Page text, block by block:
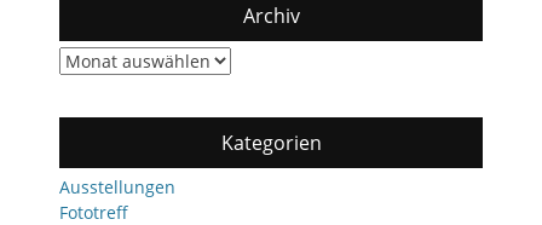
Archiv
Archiv
Kategorien
Ausstellungen
Fototreff